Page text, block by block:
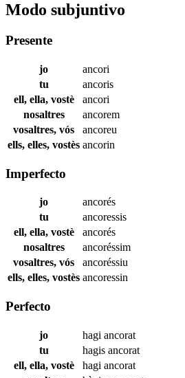
Modo subjuntivo
Presente
jo
ancori
tu
ancoris
ell, ella, vostè
ancori
nosaltres
ancorem
vosaltres, vós
ancoreu
ells, elles, vostès ancorin
Imperfecto
jo
ancorés
tu
ancoressis
ell, ella, vostè
ancorés
nosaltres
ancoréssim
vosaltres, vós
ancoréssiu
ells, elles, vostès ancoressin
Perfecto
jo hagi ancorat
tu
hagis ancorat
ell, ella, vostè
hagi ancorat